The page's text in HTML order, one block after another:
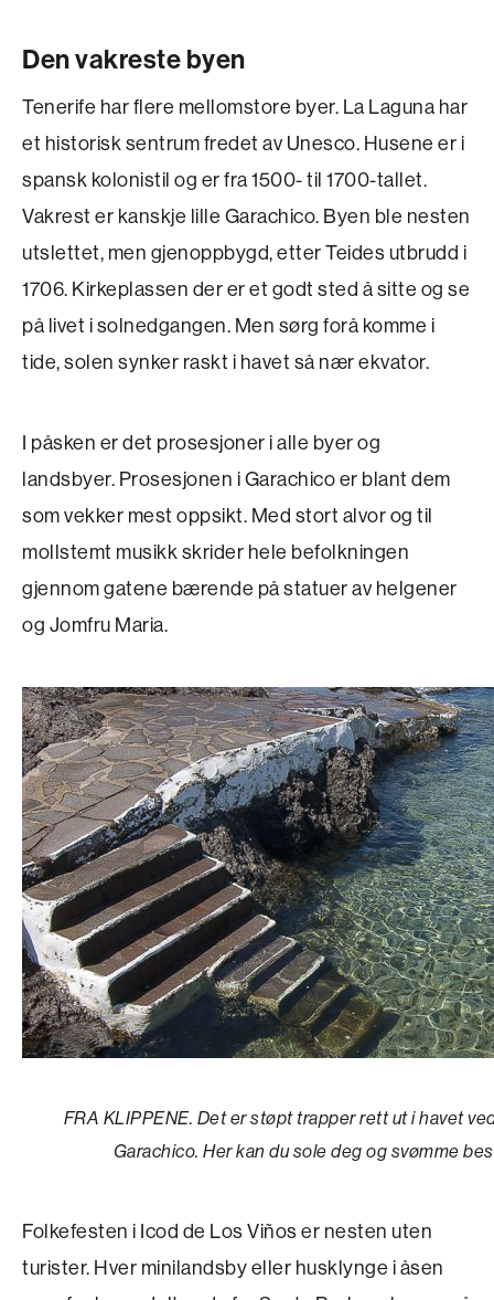
Den vakreste byen
Tenerife har flere mellomstore byer. La Laguna har
et historisk sentrum fredet av Unesco. Husene er i
spansk kolonistil og er fra 1500- til 1700-tallet.
Vakrest er kanskje lille Garachico. Byen ble nesten
utslettet, men gjenoppbygd, etter Teides utbrudd i
1706. Kirkeplassen der er et godt sted å sitte og se
på livet i solnedgangen. Men sørg forå komme i
tide, solen synker raskt i havet så nær ekvator.
I påsken er det prosesjoner i alle byer og
landsbyer. Prosesjonen i Garachico er blant dem
som vekker mest oppsikt. Med stort alvor og til
mollstemt musikk skrider hele befolkningen
gjennom gatene bærende på statuer av helgener
og Jomfru Maria.
FRA KLIPPENE. Det er støpt trapper rett ut i havet
Garachico. Her kan du sole deg og svømme
Folkefesten i Icod de Los Viños er nesten uten
turister. Hver minilandsby eller husklynge i åsen